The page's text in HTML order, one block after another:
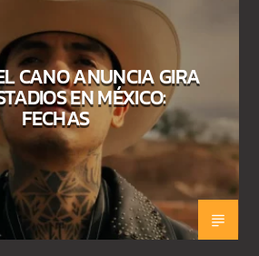
CANO ANUNCIA GIRA
EN MÉXICO:
FECHAS